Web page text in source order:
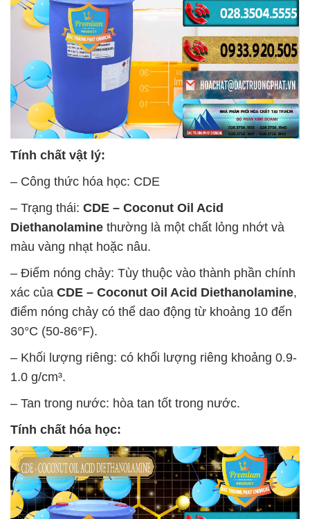
Tính chất vật lý:
– Công thức hóa học: CDE
– Trạng thái: CDE – Coconut Oil Acid
Diethanolamine thường là một chất lỏng nhớt và
màu vàng nhạt hoặc nâu.
– Điểm nóng chảy: Tùy thuộc vào thành phần chính
xác của CDE – Coconut Oil Acid Diethanolamine,
điểm nóng chảy có thể dao động từ khoảng 10 đến
30°C (50-86°F).
– Khối lượng riêng: có khối lượng riêng khoảng 0.9-
1.0 g/cm³.
– Tan trong nước: hòa tan tốt trong nước.
Tính chất hóa học: